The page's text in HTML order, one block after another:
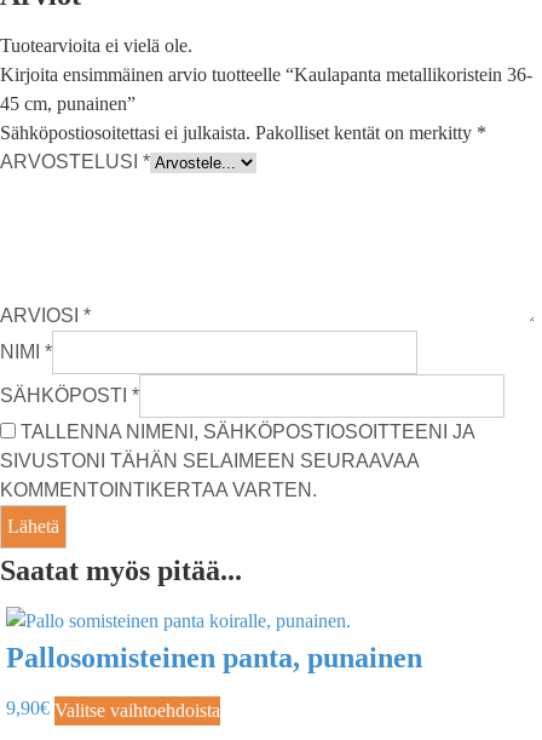
Tuotearvioita ei vielä ole.
Kirjoita ensimmäinen arvio tuotteelle “Kaulapanta metallikoristein 36-
45 cm, punainen”
Sähköpostiosoitettasi ei julkaista. Pakolliset kentät on merkitty *
ARVOSTELUSI *
ARVIOSI *
NIMI *
SÄHKÖPOSTI *
TALLENNA NIMENI, SÄHKÖPOSTIOSOITTEENI JA
SIVUSTONI TÄHÄN SELAIMEEN SEURAAVAA
KOMMENTOINTIKERTAA VARTEN.
Saatat myös pitää...
Pallosomisteinen panta, punainen
9,90€ Valitse vaihtoehdoista